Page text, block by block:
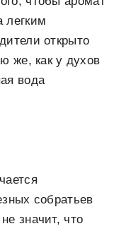
легким
открыто
же, как у духов
вода
собратьев
значит, что